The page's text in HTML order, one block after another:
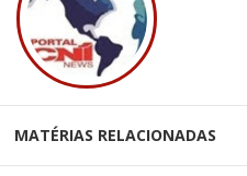
MATÉRIAS RELACIONADAS